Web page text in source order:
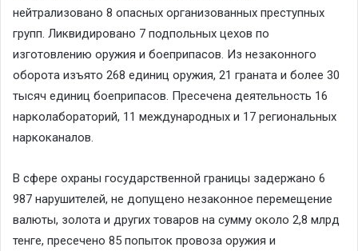
нейтрализовано 8 опасных организованных преступных
групп. Ликвидировано 7 подпольных цехов по
изготовлению оружия и боеприпасов. Из незаконного
оборота изъято 268 единиц оружия, 21 граната и более 30
тысяч единиц боеприпасов. Пресечена деятельность 16
нарколабораторий, 11 международных и 17 региональных
наркоканалов.
В сфере охраны государственной границы задержано 6
987 нарушителей, не допущено незаконное перемещение
валюты, золота и других товаров на сумму около 2,8 млрд
тенге, пресечено 85 попыток провоза оружия и